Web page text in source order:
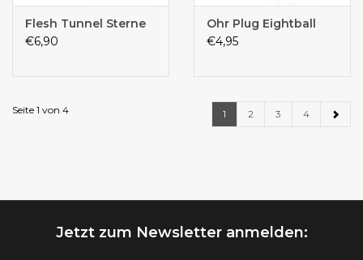
Flesh Tunnel Sterne
€6,90
Ohr Plug Eightball
€4,95
Seite 1 von 4 1 2 3 4
Jetzt zum Newsletter anmelden: